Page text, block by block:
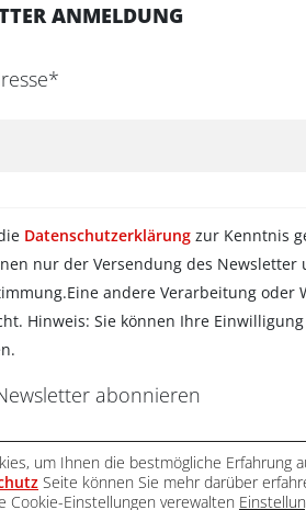
ANMELDUNG
Datenschutzerklärung zur Kenntnis
nur der Versendung des Newsletter
andere Verarbeitung oder
Hinweis: Sie können Ihre
abonnieren
um Ihnen die bestmögliche Erfahrung
Seite können Sie mehr darüber
Cookie-Einstellungen verewalten